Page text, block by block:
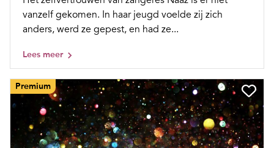
vanzelf gekomen. In haar jeugd voelde zij zich
anders, werd ze gepest, en had ze...
Lees meer
Premium